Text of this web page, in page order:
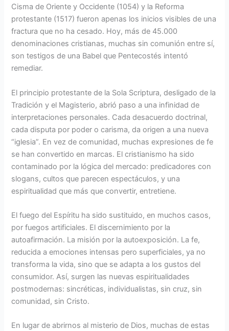
Cisma de Oriente y Occidente (1054) y la Reforma
protestante (1517) fueron apenas los inicios visibles de una
fractura que no ha cesado. Hoy, más de 45.000
denominaciones cristianas, muchas sin comunión entre sí,
son testigos de una Babel que Pentecostés intentó
remediar.
El principio protestante de la Sola Scriptura, desligado de la
Tradición y el Magisterio, abrió paso a una infinidad de
interpretaciones personales. Cada desacuerdo doctrinal,
cada disputa por poder o carisma, da origen a una nueva
“iglesia”. En vez de comunidad, muchas expresiones de fe
se han convertido en marcas. El cristianismo ha sido
contaminado por la lógica del mercado: predicadores con
slogans, cultos que parecen espectáculos, y una
espiritualidad que más que convertir, entretiene.
El fuego del Espíritu ha sido sustituido, en muchos casos,
por fuegos artificiales. El discernimiento por la
autoafirmación. La misión por la autoexposición. La fe,
reducida a emociones intensas pero superficiales, ya no
transforma la vida, sino que se adapta a los gustos del
consumidor. Así, surgen las nuevas espiritualidades
postmodernas: sincréticas, individualistas, sin cruz, sin
comunidad, sin Cristo.
En lugar de abrirnos al misterio de Dios, muchas de estas